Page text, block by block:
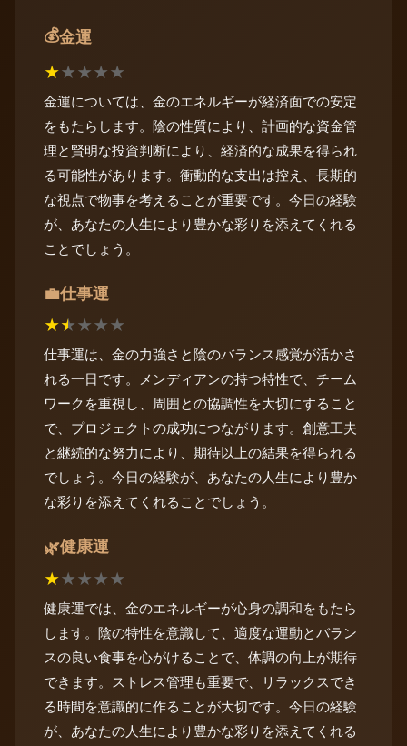
💰金運
★★★★★
金運については、金のエネルギーが経済面での安定
をもたらします。陰の性質により、計画的な資金管
理と賢明な投資判断により、経済的な成果を得られ
る可能性があります。衝動的な支出は控え、長期的
な視点で物事を考えることが重要です。今日の経験
が、あなたの人生により豊かな彩りを添えてくれる
ことでしょう。
💼仕事運
★★★★★
仕事運は、金の力強さと陰のバランス感覚が活かさ
れる一日です。メンディアンの持つ特性で、チーム
ワークを重視し、周囲との協調性を大切にすること
で、プロジェクトの成功につながります。創意工夫
と継続的な努力により、期待以上の結果を得られる
でしょう。今日の経験が、あなたの人生により豊か
な彩りを添えてくれることでしょう。
🌿健康運
★★★★★
健康運では、金のエネルギーが心身の調和をもたら
します。陰の特性を意識して、適度な運動とバラン
スの良い食事を心がけることで、体調の向上が期待
できます。ストレス管理も重要で、リラックスでき
る時間を意識的に作ることが大切です。今日の経験
が、あなたの人生により豊かな彩りを添えてくれる